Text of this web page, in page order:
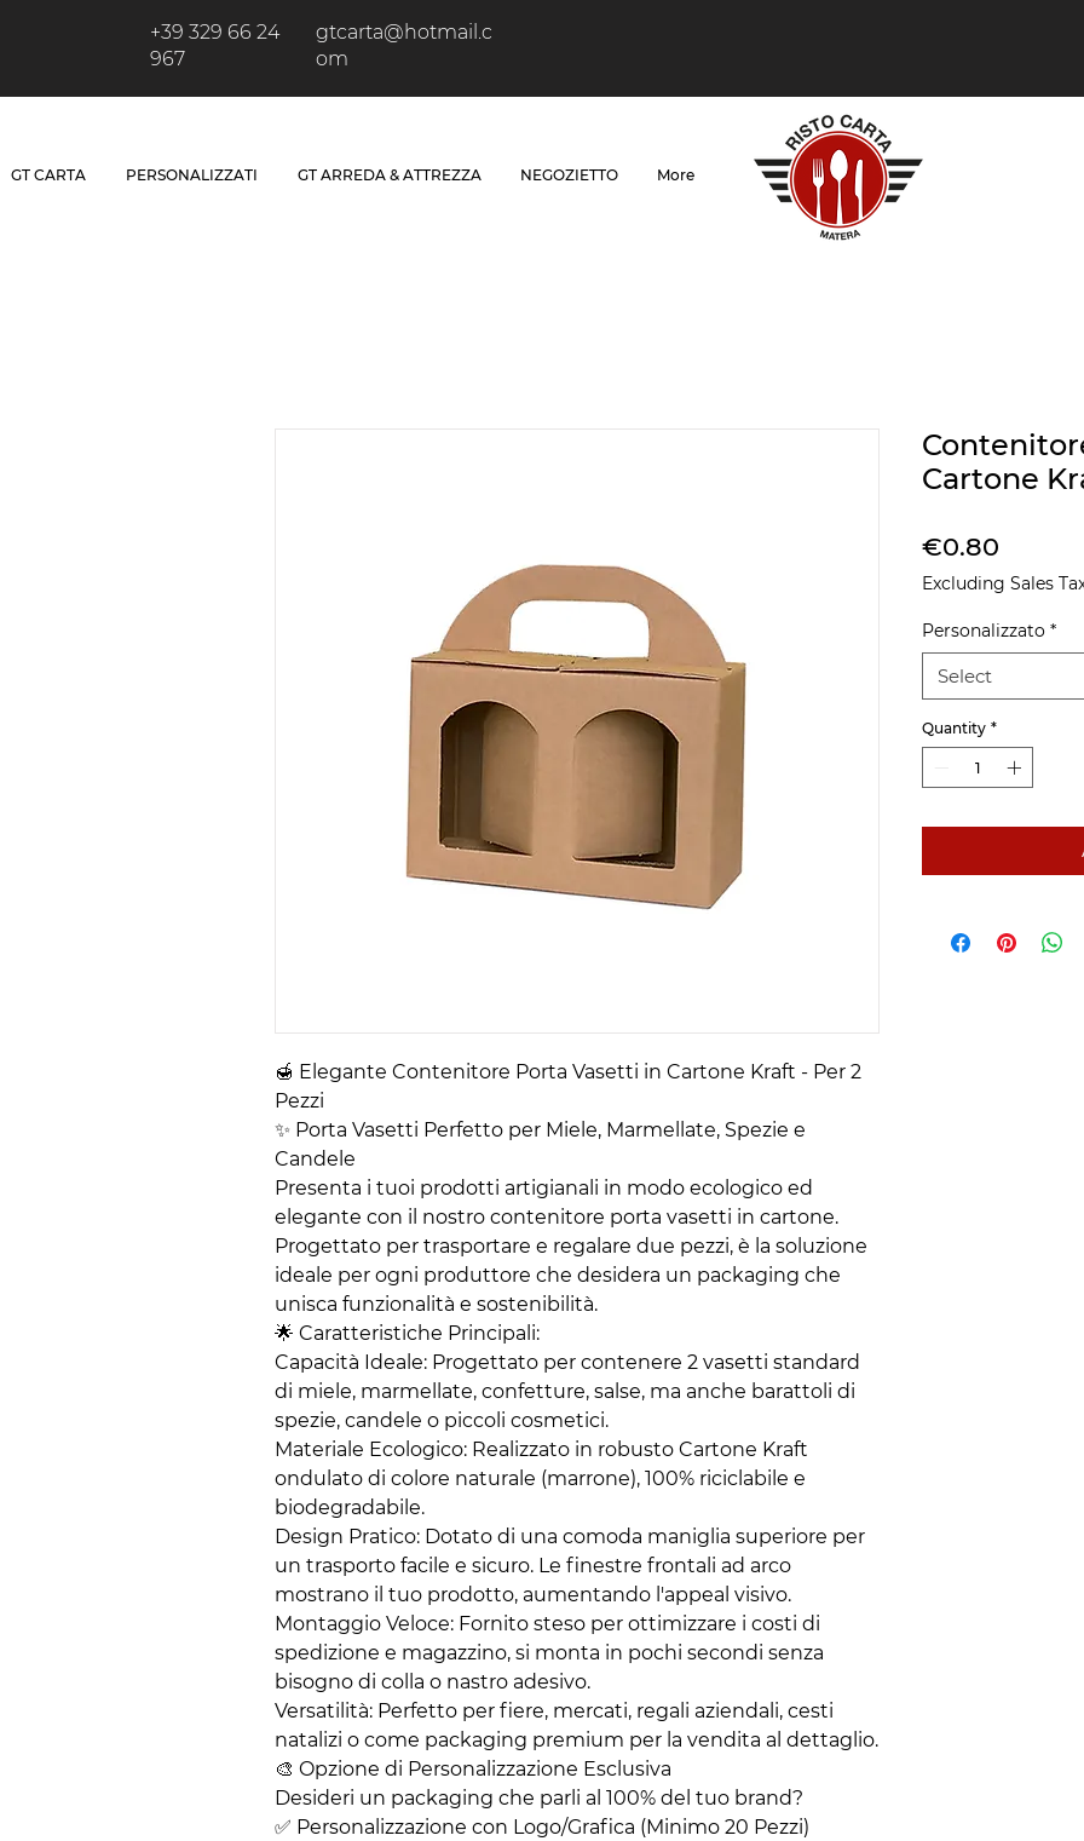
+39 329 66 24
967
gtcarta@hotmail.c
om
GT CARTA PERSONALIZZATI GT ARREDA & ATTREZZA NEGOZIETTO More
🍯 Elegante Contenitore Porta Vasetti in Cartone Kraft - Per 2
Pezzi
​✨ Porta Vasetti Perfetto per Miele, Marmellate, Spezie e
Candele
​Presenta i tuoi prodotti artigianali in modo ecologico ed
elegante con il nostro contenitore porta vasetti in cartone.
Progettato per trasportare e regalare due pezzi, è la soluzione
ideale per ogni produttore che desidera un packaging che
unisca funzionalità e sostenibilità.
​🌟 Caratteristiche Principali:
​Capacità Ideale: Progettato per contenere 2 vasetti standard
di miele, marmellate, confetture, salse, ma anche barattoli di
spezie, candele o piccoli cosmetici.
​Materiale Ecologico: Realizzato in robusto Cartone Kraft
ondulato di colore naturale (marrone), 100% riciclabile e
biodegradabile.
​Design Pratico: Dotato di una comoda maniglia superiore per
un trasporto facile e sicuro. Le finestre frontali ad arco
mostrano il tuo prodotto, aumentando l'appeal visivo.
​Montaggio Veloce: Fornito steso per ottimizzare i costi di
spedizione e magazzino, si monta in pochi secondi senza
bisogno di colla o nastro adesivo.
​Versatilità: Perfetto per fiere, mercati, regali aziendali, cesti
natalizi o come packaging premium per la vendita al dettaglio.
​🎨 Opzione di Personalizzazione Esclusiva
​Desideri un packaging che parli al 100% del tuo brand?
​✅ Personalizzazione con Logo/Grafica (Minimo 20 Pezzi)
Cartone
€0.80
Excluding Sales
Personalizzato *
Select
Quantity *